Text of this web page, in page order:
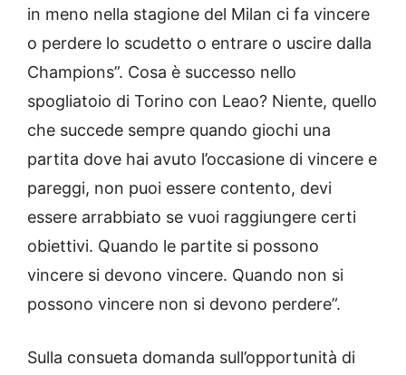
in meno nella stagione del Milan ci fa vincere
o perdere lo scudetto o entrare o uscire dalla
Champions”. Cosa è successo nello
spogliatoio di Torino con Leao? Niente, quello
che succede sempre quando giochi una
partita dove hai avuto l’occasione di vincere e
pareggi, non puoi essere contento, devi
essere arrabbiato se vuoi raggiungere certi
obiettivi. Quando le partite si possono
vincere si devono vincere. Quando non si
possono vincere non si devono perdere”.
Sulla consueta domanda sull’opportunità di